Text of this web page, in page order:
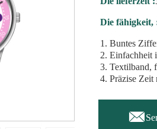
Die fähigkeit,
1. Buntes
2. Einfachheit
3. Textilband,
4. Präzise Zeit
